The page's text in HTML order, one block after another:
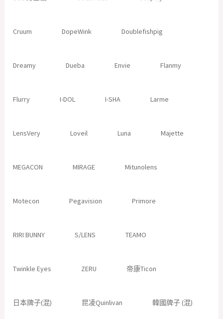
Cruum DopeWink Doublefishpig
Dreamy Dueba Envie Flanmy
Flurry I-DOL I-SHA Larme
LensVery Loveil Luna Majette
MEGACON MIRAGE Mitunolens
Motecon Pegavision Primore
RIRI BUNNY S/LENS TEAMO
Twinkle Eyes ZERU 帝康Ticon
日本牌子(混) 昆凌Quinlivan 韓國牌子 (混)